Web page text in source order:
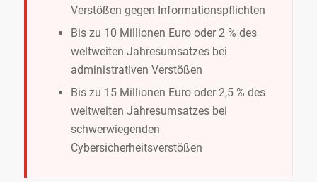
Verstößen gegen Informationspflichten
Bis zu 10 Millionen Euro oder 2 % des
weltweiten Jahresumsatzes bei
administrativen Verstößen
Bis zu 15 Millionen Euro oder 2,5 % des
weltweiten Jahresumsatzes bei
schwerwiegenden
Cybersicherheitsverstößen
IT Schutz anfragen
Kontakt aufnehmen